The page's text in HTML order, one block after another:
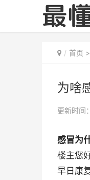
首页 >
为啥
更新时间
感冒为
楼主您
早日康